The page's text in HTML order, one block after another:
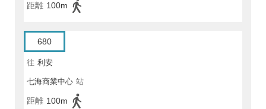
距離 100m
680
往 利安
七海商業中心 站
距離 100m